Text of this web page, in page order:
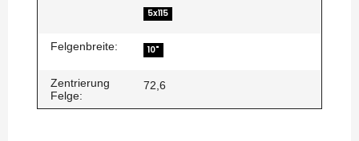
5x115
Felgenbreite: 10"
Zentrierung
Felge:
72,6